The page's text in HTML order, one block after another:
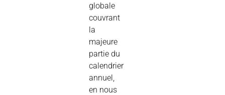
globale
couvrant
la
majeure
partie du
calendrier
annuel,
en nous